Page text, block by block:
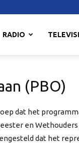
RADIO
(PBO)
dat het
en
dat het